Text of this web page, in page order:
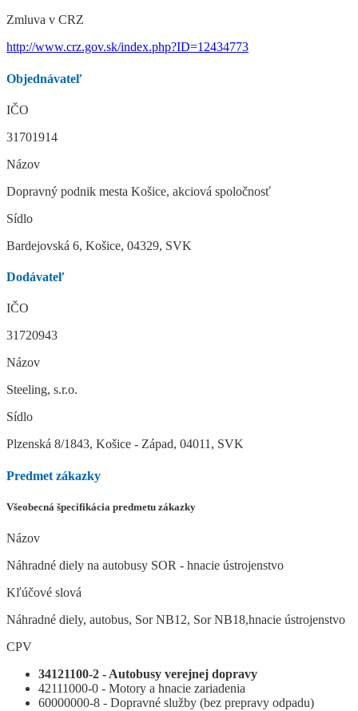
Zmluva v CRZ
http://www.crz.gov.sk/index.php?ID=12434773
Objednávateľ
IČO
31701914
Názov
Dopravný podnik mesta Košice, akciová spoločnosť
Sídlo
Bardejovská 6, Košice, 04329, SVK
Dodávateľ
IČO
31720943
Názov
Steeling, s.r.o.
Sídlo
Plzenská 8/1843, Košice - Západ, 04011, SVK
Predmet zákazky
Všeobecná špecifikácia predmetu zákazky
Názov
Náhradné diely na autobusy SOR - hnacie ústrojenstvo
Kľúčové slová
Náhradné diely, autobus, Sor NB12, Sor NB18,hnacie ústrojenstvo
CPV
34121100-2 - Autobusy verejnej dopravy
42111000-0 - Motory a hnacie zariadenia
60000000-8 - Dopravné služby (bez prepravy odpadu)